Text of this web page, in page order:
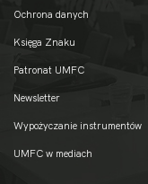
Ochrona danych
Księga Znaku
Patronat UMFC
Newsletter
Wypożyczanie instrumentów
UMFC w mediach